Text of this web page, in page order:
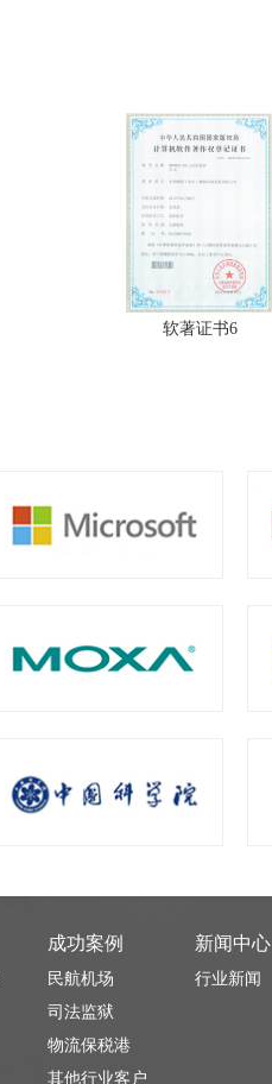
软著证书5
成功案例
民航机场
司法监狱
物流保税港
其他行业客户
新闻中心
行业新闻